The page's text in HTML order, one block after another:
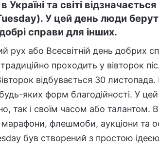
Україні та світі
У цей день люди
справи для інших.
рух або Всесвітній день добрих
проходить у вівторок
відбувається 30
яких форм благодійності. У
так і своїм часом або талантом.
марафони, флешмоби, аукціони та
був створений з простою